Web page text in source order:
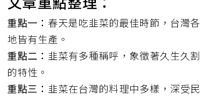
重點一： 春天是吃韭菜的最佳時節，台灣各
地皆有生產。
重點二： 韭菜有多種稱呼，象徵著久生久割
的特性。
重點三： 韭菜在台灣的料理中多樣，深受民